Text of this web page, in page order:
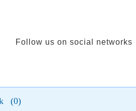
Follow us on social networks
(0)